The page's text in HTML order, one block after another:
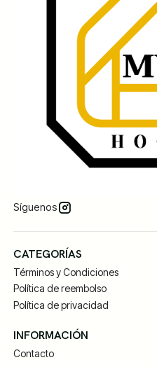
Síguenos
CATEGORÍAS
Términos y Condiciones
Política de reembolso
Política de privacidad
INFORMACIÓN
Contacto